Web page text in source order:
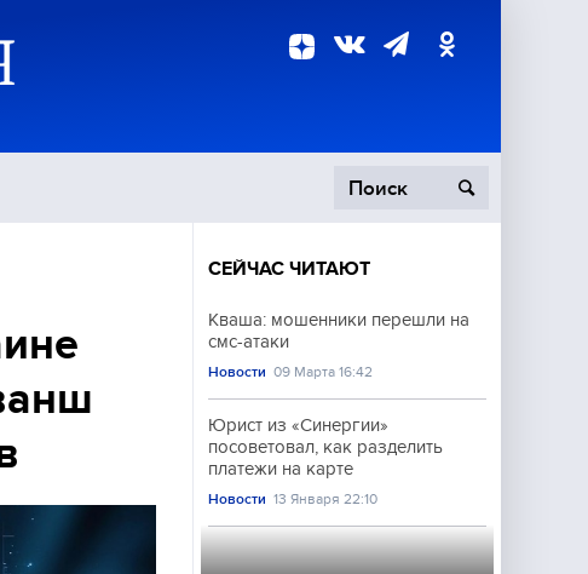
Происшествия
СЕЙЧАС ЧИТАЮТ
Кваша: мошенники перешли на
смс-атаки
Новости 09 Марта 16:42
Юрист из «Синергии»
посоветовал, как разделить
платежи на карте
Новости 13 Января 22:10